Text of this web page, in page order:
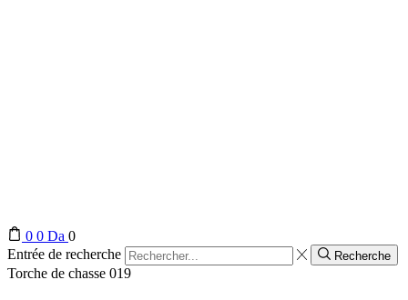
0 0 Da 0
Entrée de recherche
Recherche
Torche de chasse 019